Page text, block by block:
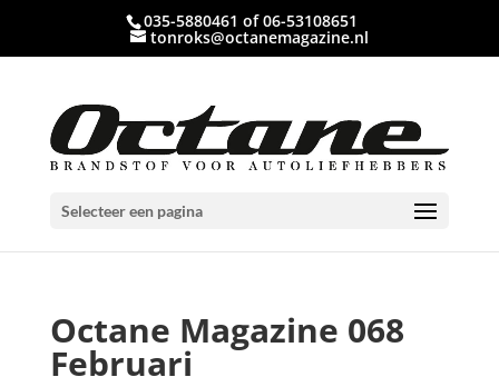
035-5880461 of 06-53108651
tonroks@octanemagazine.nl
Selecteer een pagina
Octane Magazine 068
Februari